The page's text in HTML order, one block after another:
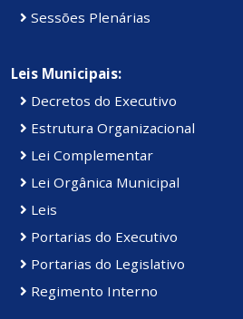
Sessões Plenárias
Leis Municipais:
Decretos do Executivo
Estrutura Organizacional
Lei Complementar
Lei Orgânica Municipal
Leis
Portarias do Executivo
Portarias do Legislativo
Regimento Interno